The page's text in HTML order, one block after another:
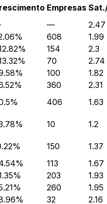
Empresas
—
2.47
% 608
1.99
% 154
2.3
% 70
2.74
% 100
1.82
% 360
2.31
% 406
1.63
% 10
1.2
% 150
1.37
% 113
1.67
% 203
1.93
% 260
1.95
% 32
2.16